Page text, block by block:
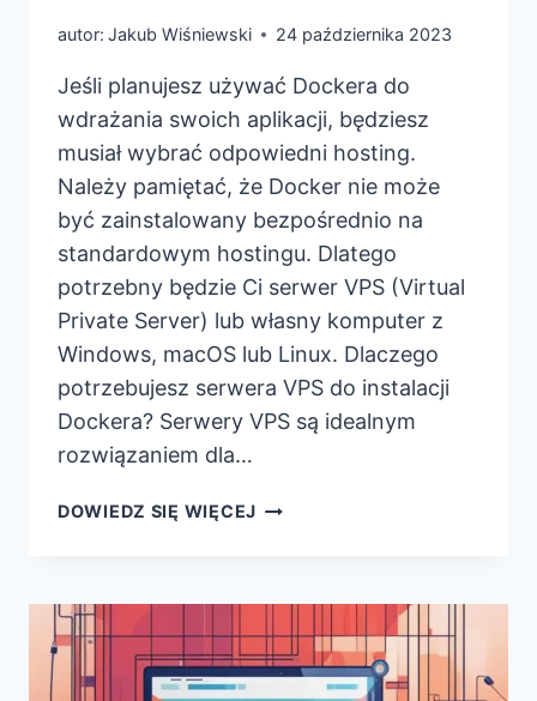
autor: Jakub Wiśniewski 24 października 2023
Jeśli planujesz używać Dockera do
wdrażania swoich aplikacji, będziesz
musiał wybrać odpowiedni hosting.
Należy pamiętać, że Docker nie może
być zainstalowany bezpośrednio na
standardowym hostingu. Dlatego
potrzebny będzie Ci serwer VPS (Virtual
Private Server) lub własny komputer z
Windows, macOS lub Linux. Dlaczego
potrzebujesz serwera VPS do instalacji
Dockera? Serwery VPS są idealnym
rozwiązaniem dla…
DOWIEDZ SIĘ WIĘCEJJAKI